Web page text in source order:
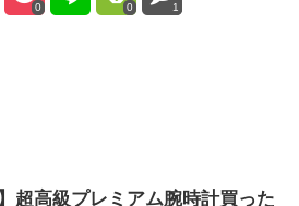
0 0 1
】超高級プレミアム腕時計買った